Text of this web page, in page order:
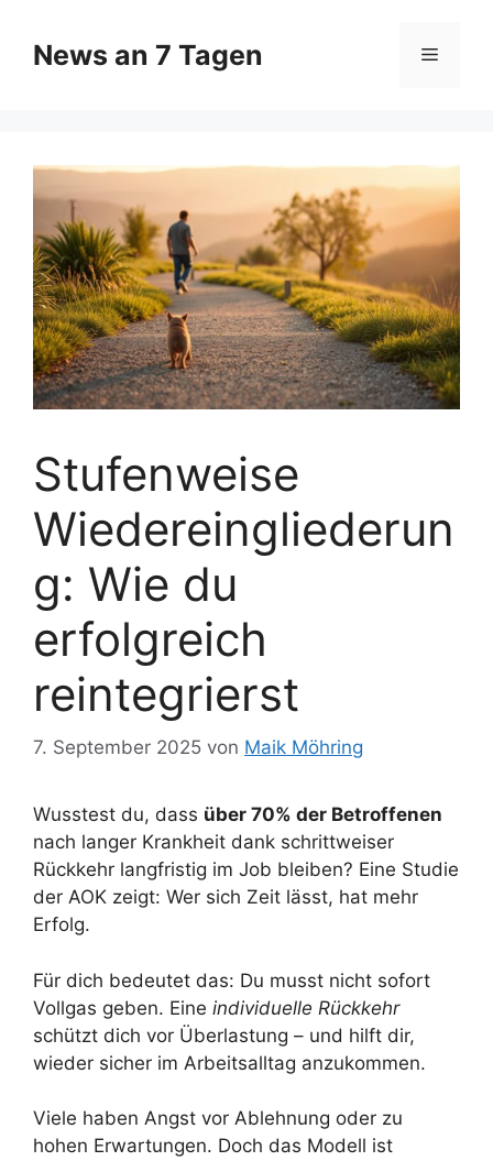
Inhalt
springen
News an 7 Tagen Menü
Stufenweise
Wiedereingliederun
g: Wie du
erfolgreich
reintegrierst
7. September 2025 von Maik Möhring
Wusstest du, dass über 70% der Betroffenen
nach langer Krankheit dank schrittweiser
Rückkehr langfristig im Job bleiben? Eine Studie
der AOK zeigt: Wer sich Zeit lässt, hat mehr
Erfolg.
Für dich bedeutet das: Du musst nicht sofort
Vollgas geben. Eine individuelle Rückkehr
schützt dich vor Überlastung – und hilft dir,
wieder sicher im Arbeitsalltag anzukommen.
Viele haben Angst vor Ablehnung oder zu
hohen Erwartungen. Doch das Modell ist